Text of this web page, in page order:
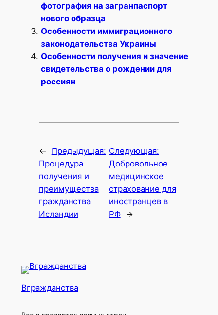
фотография на загранпаспорт
нового образца
Особенности иммиграционного
законодательства Украины
Особенности получения и значение
свидетельства о рождении для
россиян
←
Предыдущая:
Процедура
получения и
преимущества
гражданства
Исландии
Следующая:
Добровольное
медицинское
страхование для
иностранцев в
РФ
→
Вгражданства